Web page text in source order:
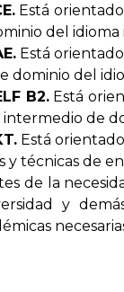
Está
del idioma
Está
dominio del
B2.Está
de
Está
y técnicas de
de la
y